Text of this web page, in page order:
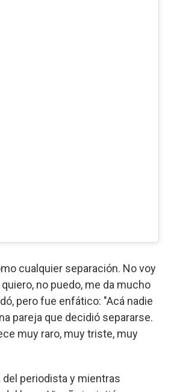
cualquier separación. No voy
no puedo, me da mucho
pero fue enfático: "Acá nadie
pareja que decidió separarse.
muy raro, muy triste, muy
periodista y mientras